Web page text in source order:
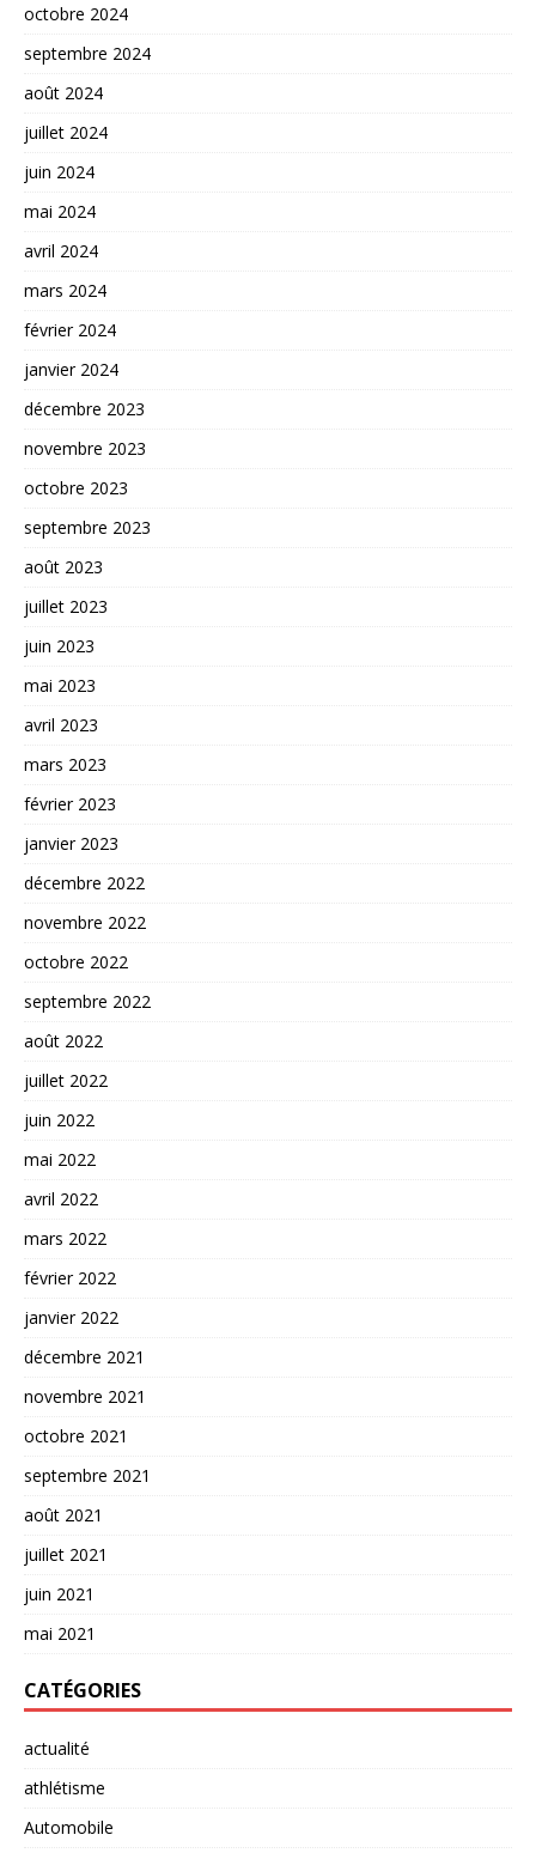
octobre 2024
septembre 2024
août 2024
juillet 2024
juin 2024
mai 2024
avril 2024
mars 2024
février 2024
janvier 2024
décembre 2023
novembre 2023
octobre 2023
septembre 2023
août 2023
juillet 2023
juin 2023
mai 2023
avril 2023
mars 2023
février 2023
janvier 2023
décembre 2022
novembre 2022
octobre 2022
septembre 2022
août 2022
juillet 2022
juin 2022
mai 2022
avril 2022
mars 2022
février 2022
janvier 2022
décembre 2021
novembre 2021
octobre 2021
septembre 2021
août 2021
juillet 2021
juin 2021
mai 2021
CATÉGORIES
actualité
athlétisme
Automobile